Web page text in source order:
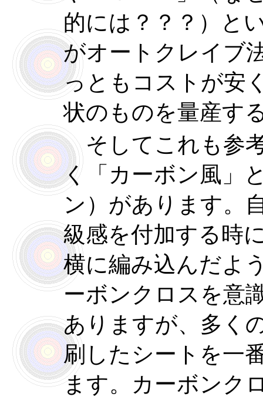
的には？？？）と
がオートクレイブ
っともコストが安
状のものを量産す
そしてこれも参
く「カーボン風」
ン）があります。
級感を付加する時
横に編み込んだよ
ーボンクロスを意
ありますが、多く
刷したシートを一
ます。カーボンク